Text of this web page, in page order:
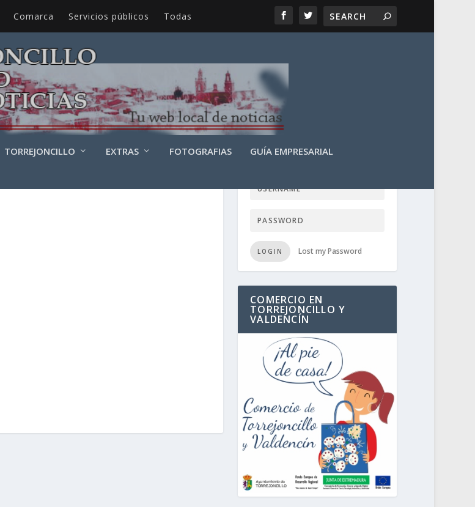
Comarca Servicios públicos Todas
TORREJONCILLO EXTRAS FOTOGRAFIAS GUÍA EMPRESARIAL
LOGIN USER TTN
LOGIN Lost my Password
COMERCIO EN
TORREJONCILLO Y
VALDENCÍN